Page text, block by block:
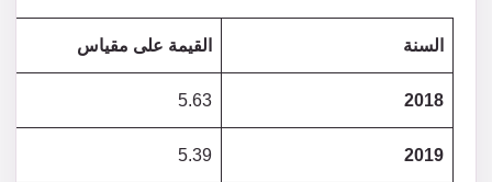
السنة القيمة على مقياس
2018
5.63
2019
5.39